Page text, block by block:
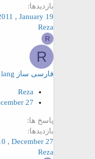
بازدیدها
, January 19
Reza
R
R
فارسی ساز smf 1.1.12 persian lang
Reza
27
پاسخ ها
بازدیدها
, December 27
Reza